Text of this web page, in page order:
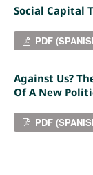
Social Capital
PDF
Against Us?
Of A New
PDF